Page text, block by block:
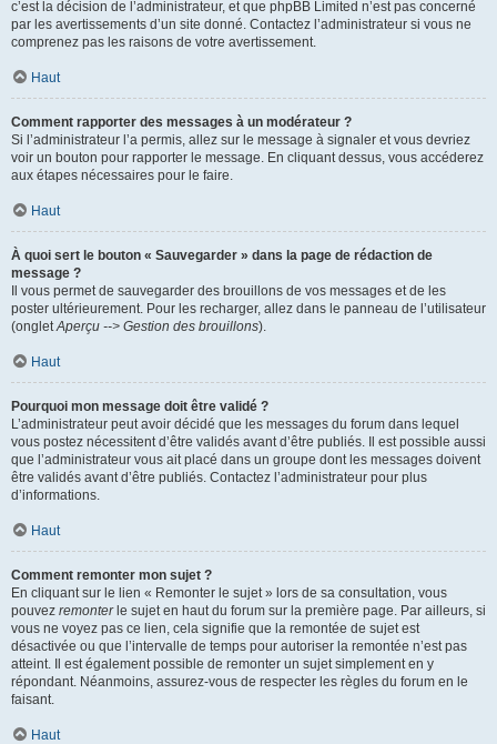
c’est la décision de l’administrateur, et que phpBB Limited n’est pas concerné
par les avertissements d’un site donné. Contactez l’administrateur si vous ne
comprenez pas les raisons de votre avertissement.
Haut
Comment rapporter des messages à un modérateur ?
Si l’administrateur l’a permis, allez sur le message à signaler et vous devriez
voir un bouton pour rapporter le message. En cliquant dessus, vous accéderez
aux étapes nécessaires pour le faire.
Haut
À quoi sert le bouton « Sauvegarder » dans la page de rédaction de
message ?
Il vous permet de sauvegarder des brouillons de vos messages et de les
poster ultérieurement. Pour les recharger, allez dans le panneau de l’utilisateur
(ongletAperçu --> Gestion des brouillons).
Haut
Pourquoi mon message doit être validé ?
L’administrateur peut avoir décidé que les messages du forum dans lequel
vous postez nécessitent d’être validés avant d’être publiés. Il est possible aussi
que l’administrateur vous ait placé dans un groupe dont les messages doivent
être validés avant d’être publiés. Contactez l’administrateur pour plus
d’informations.
Haut
Comment remonter mon sujet ?
En cliquant sur le lien « Remonter le sujet » lors de sa consultation, vous
pouvez remonterle sujet en haut du forum sur la première page. Par ailleurs, si
vous ne voyez pas ce lien, cela signifie que la remontée de sujet est
désactivée ou que l’intervalle de temps pour autoriser la remontée n’est pas
atteint. Il est également possible de remonter un sujet simplement en y
répondant. Néanmoins, assurez-vous de respecter les règles du forum en le
faisant.
Haut